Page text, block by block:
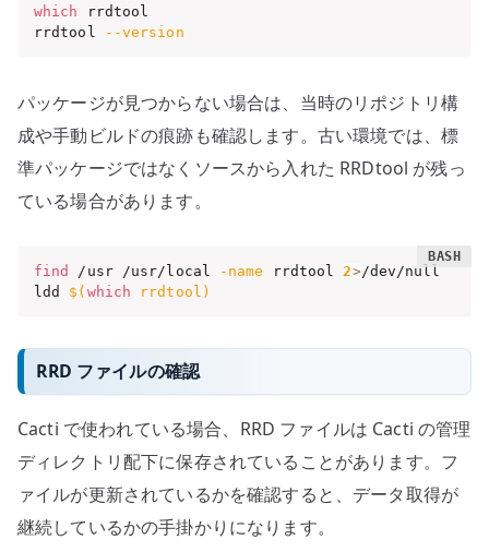
which rrdtool
rrdtool
--version
パッケージが見つからない場合は、当時のリポジトリ構
成や手動ビルドの痕跡も確認します。古い環境では、標
準パッケージではなくソースから入れた RRDtool が残っ
ている場合があります。
find /usr /usr/local -name rrdtool 2>/dev/null
ldd $( which rrdtool )
RRD ファイルの確認
Cacti で使われている場合、RRD ファイルは Cacti の管理
ディレクトリ配下に保存されていることがあります。フ
ァイルが更新されているかを確認すると、データ取得が
継続しているかの手掛かりになります。